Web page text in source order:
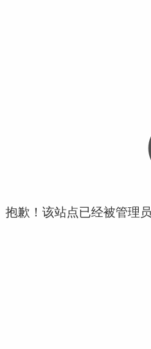
抱歉！该站点已经被管理